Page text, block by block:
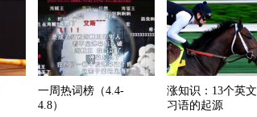
一周热词榜（4.4-
4.8）
涨知识：13个英文
习语的起源